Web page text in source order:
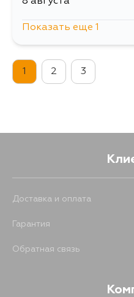
Показать еще 1
1 2 3
Доставка и оплата
Гарантия
Обратная связь